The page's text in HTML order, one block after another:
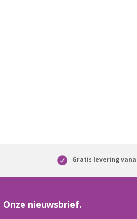
Gratis levering
Onze nieuwsbrief.